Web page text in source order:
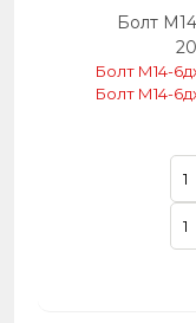
Болт
Болт М14-
Болт М14-